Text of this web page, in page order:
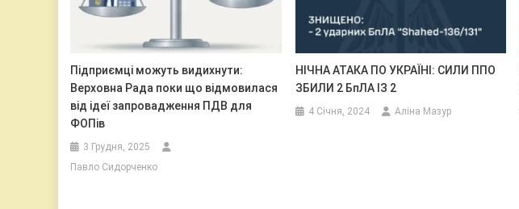
Підприємці можуть видихнути:
Верховна Рада поки що відмовилася
від ідеї запровадження ПДВ для
ФОПів
3 Грудня, 2025
Павло Сидорченко
НІЧНА АТАКА ПО УКРАЇНІ: СИЛИ ППО
ЗБИЛИ 2 БпЛА ІЗ 2
4 Січня, 2024 Аліна Мазур